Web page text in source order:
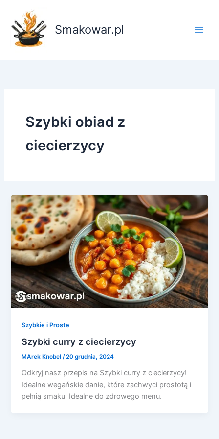
treści
Smakowar.pl
Szybki obiad z
ciecierzycy
Szybkie i Proste
Szybki curry z ciecierzycy
MArek Knobel/20 grudnia, 2024
Odkryj nasz przepis na Szybki curry z ciecierzycy!
Idealne wegańskie danie, które zachwyci prostotą i
pełnią smaku. Idealne do zdrowego menu.